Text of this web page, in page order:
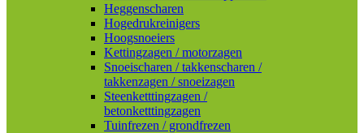
Heggenscharen
Hogedrukreinigers
Hoogsnoeiers
Kettingzagen / motorzagen
Snoeischaren / takkenscharen /
takkenzagen / snoeizagen
Steenketttingzagen /
betonketttingzagen
Tuinfrezen / grondfrezen